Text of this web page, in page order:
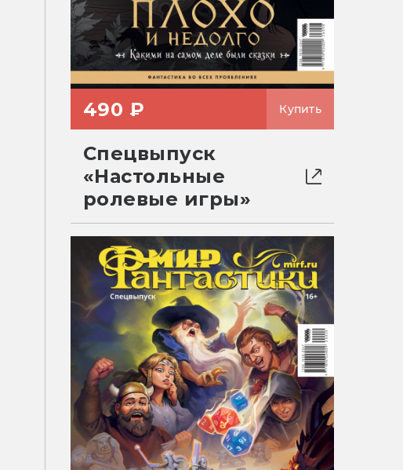
490 ₽ Купить
Спецвыпуск
«Настольные
ролевые игры»